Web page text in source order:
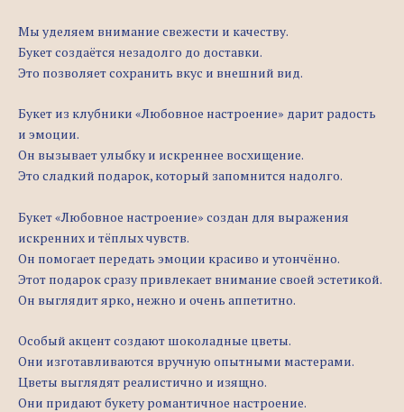
Мы уделяем внимание свежести и качеству.
Букет создаётся незадолго до доставки.
Это позволяет сохранить вкус и внешний вид.
Букет из клубники «Любовное настроение» дарит радость
и эмоции.
Он вызывает улыбку и искреннее восхищение.
Это сладкий подарок, который запомнится надолго.
Букет «Любовное настроение» создан для выражения
искренних и тёплых чувств.
Он помогает передать эмоции красиво и утончённо.
Этот подарок сразу привлекает внимание своей эстетикой.
Он выглядит ярко, нежно и очень аппетитно.
Особый акцент создают шоколадные цветы.
Они изготавливаются вручную опытными мастерами.
Цветы выглядят реалистично и изящно.
Они придают букету романтичное настроение.